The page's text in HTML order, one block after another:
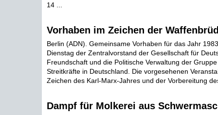
14 ...
Vorhaben im Zeichen der
Berlin (ADN). Gemeinsame Vorhaben für das Jahr
Dienstag der Zentralvorstand der Gesellschaft für
Freundschaft und die Politische Verwaltung der
Streitkräfte in Deutschland. Die vorgesehenen
Zeichen des Karl-Marx-Jahres und der Vorbereitung
Dampf für Molkerei aus